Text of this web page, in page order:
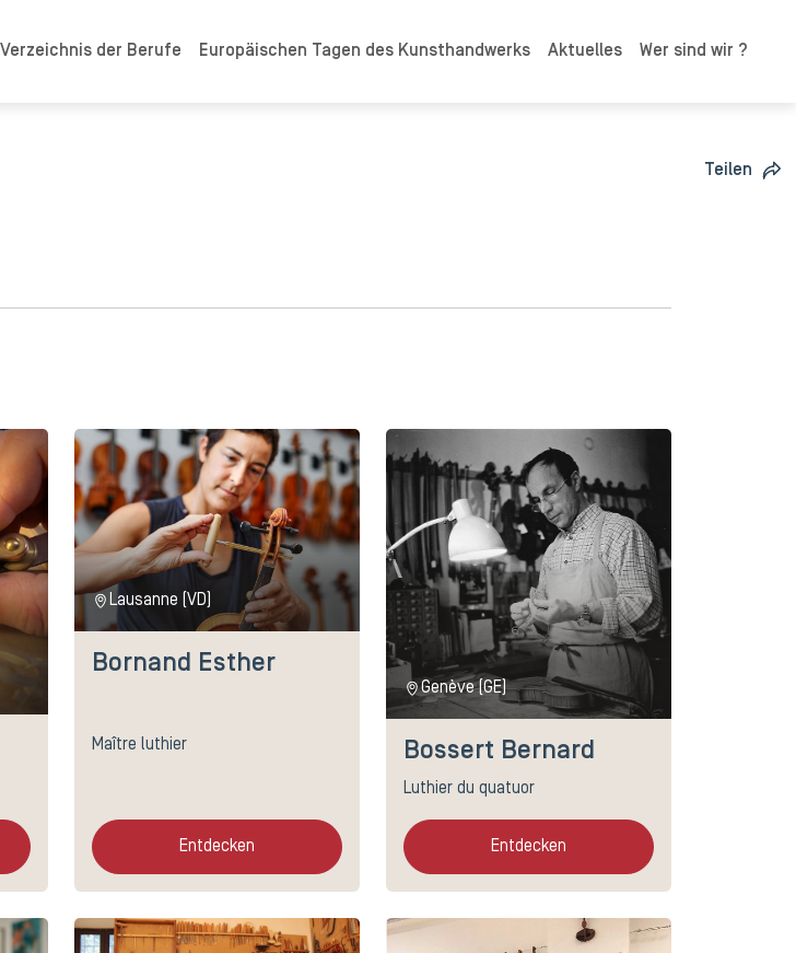
Verzeichnis der Berufe Europäischen Tagen des Kunsthandwerks Aktuelles Wer sind wir ?
Teilen
Lausanne (VD)
Bornand Esther
Maître luthier
Entdecken
Genève (GE)
Bossert Bernard
Luthier du quatuor
Entdecken